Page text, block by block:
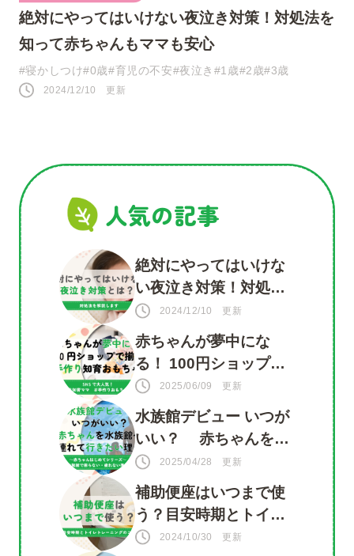
絶対にやってはいけない夜泣き対策！対処法を
知って赤ちゃんもママも安心
#寝かしつけ#0歳#育児の不安#夜泣き #1歳#2歳#3歳
2024/12/10 更新
人気の記事
絶対にやってはいけな
い夜泣き対策！対処法
を知って赤ちゃんもマ
マも安心
2024/12/10 更新
赤ちゃんが夢中にな
る！ 100円ショップで
揃う 手づくり知育おも
ちゃ
2025/06/09 更新
水族館デビュー いつが
いい？ 赤ちゃんを水
族館に連れて行きたい
理由がいっぱい！
2025/04/28 更新
補助便座はいつまで使
う？目安時期とトイレ
トレーニングのコツ
2024/10/30 更新